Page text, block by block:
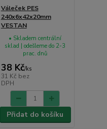
Váleček PES
240x6x42x20mm
VESTAN
38 Kč/ks
31 Kč bez
DPH
• Skladem centrální
sklad | odešleme do 2-3
prac. dnů
Přidat do košíku